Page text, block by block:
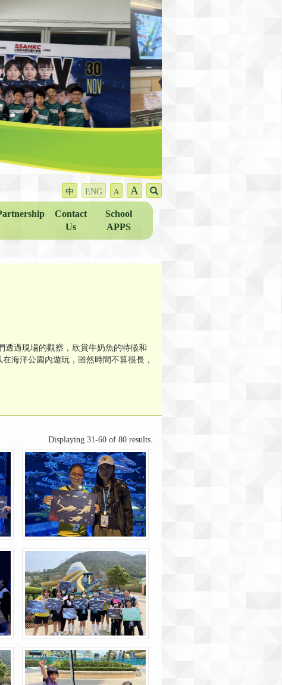
中 ENG A A
Contact
Us
School
APPS
透過現場的觀察，欣賞牛奶魚的特徵和
海洋公園內遊玩，雖然時間不算很長，
Displaying 31-60 of 80 results.